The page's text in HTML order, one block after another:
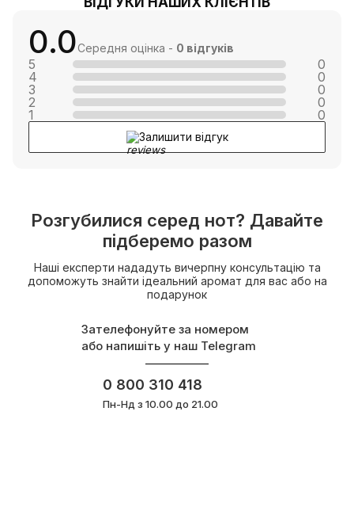
0.0Середня оцінка - 0 відгуків
5
0
4
0
3
0
2
0
1
0
Залишити відгук
Розгубилися серед нот? Давайте
підберемо разом
Наші експерти нададуть вичерпну консультацію та
допоможуть знайти ідеальний аромат для вас або на
подарунок
Зателефонуйте за номером
або напишіть у наш Telegram
0 800 310 418
Пн-Нд з 10.00 до 21.00